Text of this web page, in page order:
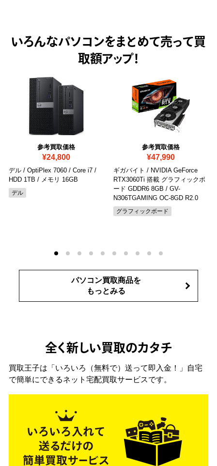
いろんなパソコンをまとめて売って買
取額アップ！
参考買取価格
¥24,800
デル / OptiPlex 7060 / Core i7 /
HDD 1TB / メモリ 16GB
デル
参考買取価格
¥47,990
ギガバイト / NVIDIA GeForce
RTX3060Ti 搭載 グラフィックボ
ード GDDR6 8GB / GV-
N306TGAMING OC-8GD R2.0
グラフィックボード
パソコン買取商品を
もっとみる
全く新しい買取のカタチ
買取王子は「いろいろ（無料で）送って即入金！」自宅
で簡単にできるネット宅配買取サービスです。